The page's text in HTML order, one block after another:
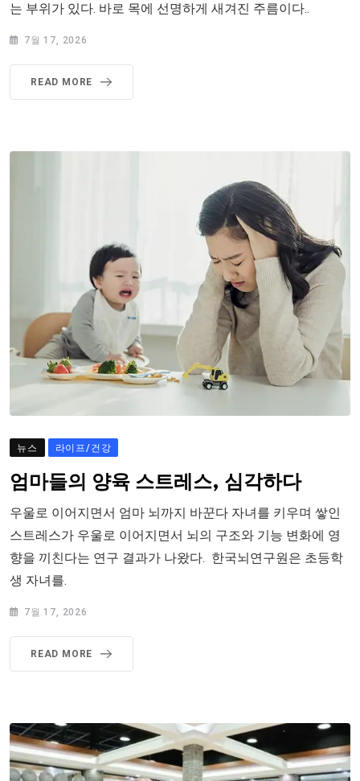
는 부위가 있다. 바로 목에 선명하게 새겨진 주름이다..
7월 17, 2026
READ MORE
뉴스 라이프/건강
엄마들의 양육 스트레스, 심각하다
우울로 이어지면서 엄마 뇌까지 바꾼다 자녀를 키우며 쌓인
스트레스가 우울로 이어지면서 뇌의 구조와 기능 변화에 영
향을 끼친다는 연구 결과가 나왔다. 한국뇌연구원은 초등학
생 자녀를.
7월 17, 2026
READ MORE